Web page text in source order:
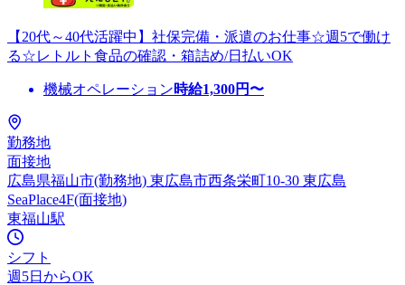
【20代～40代活躍中】社保完備・派遣のお仕事☆週5で働け
る☆レトルト食品の確認・箱詰め/日払いOK
機械オペレーション時給1,300円〜
勤務地
面接地
広島県福山市(勤務地) 東広島市西条栄町10-30 東広島
SeaPlace4F(面接地)
東福山駅
シフト
週5日からOK